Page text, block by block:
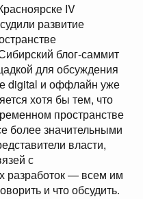
IV
развитие
блог-саммит
для обсуждения
digital и оффлайн уже
хотя бы тем, что
пространстве
более значительными
власти,
с
разработок — всем им
и что обсудить.